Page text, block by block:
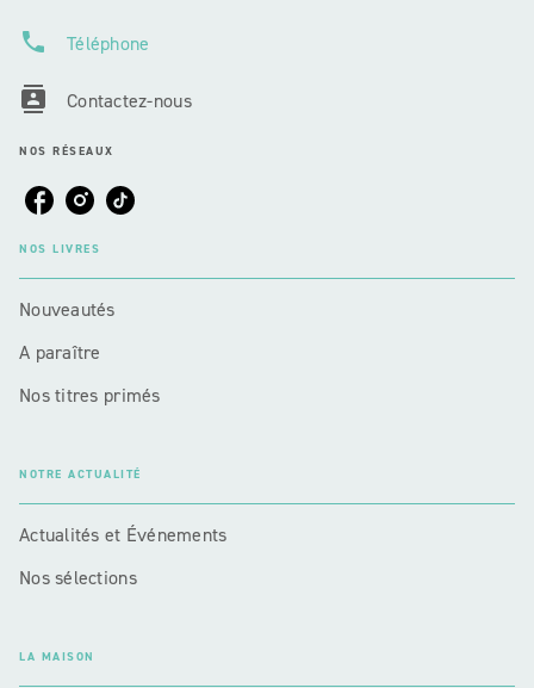
phone Téléphone
contacts Contactez-nous
NOS RÉSEAUX
NOS LIVRES
Nouveautés
A paraître
Nos titres primés
NOTRE ACTUALITÉ
Actualités et Événements
Nos sélections
LA MAISON